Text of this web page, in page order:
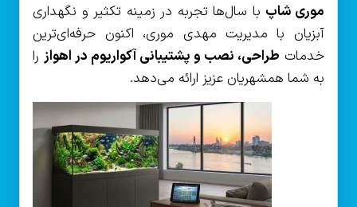
موری شاپ با سال‌ها تجربه در زمینه تکثیر و نگهداری
آبزیان با مدیریت مهدی موری، اکنون حرفه‌ای‌ترین
خدمات طراحی، نصب و پشتیبانی آکواریوم در اهوازرا
به شما همشهریان عزیز ارائه می‌دهد.